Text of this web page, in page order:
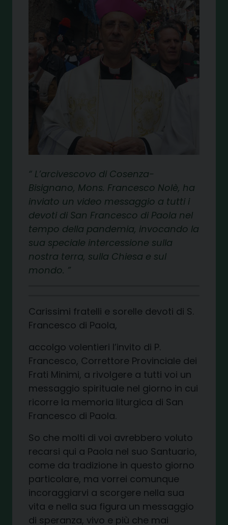
L’arcivescovo di Cosenza-
Bisignano, Mons. Francesco Nolè, ha
inviato un video messaggio a tutti i
devoti di San Francesco di Paola nel
tempo della pandemia, invocando la
sua speciale intercessione sulla
nostra terra, sulla Chiesa e sul
mondo.
Carissimi fratelli e sorelle devoti di S.
Francesco di Paola,
accolgo volentieri l’invito di P.
Francesco, Correttore Provinciale dei
Frati Minimi, a rivolgere a tutti voi un
messaggio spirituale nel giorno in cui
ricorre la memoria liturgica di San
Francesco di Paola.
So che molti di voi avrebbero voluto
recarsi qui a Paola nel suo Santuario,
come da tradizione in questo giorno
particolare, ma vorrei comunque
incoraggiarvi a scorgere nella sua
vita e nella sua figura un messaggio
di speranza, vivo e più che mai